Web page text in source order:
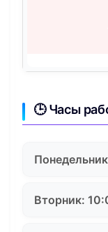
🕒 Часы
Вторник: